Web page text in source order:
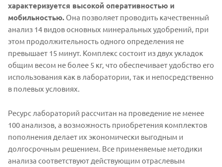
характеризуется высокой оперативностью и
мобильностью. Она позволяет проводить качественный
анализ 14 видов основных минеральных удобрений, при
этом продолжительность одного определения не
превышает 15 минут. Комплекс состоит из двух укладок
общим весом не более 5 кг, что обеспечивает удобство его
использования как в лаборатории, так и непосредственно
в полевых условиях.
Ресурс лабораторий рассчитан на проведение не менее
100 анализов, а возможность приобретения комплектов
пополнения делает их экономически выгодным и
долгосрочным решением. Все применяемые методики
анализа соответствуют действующим отраслевым